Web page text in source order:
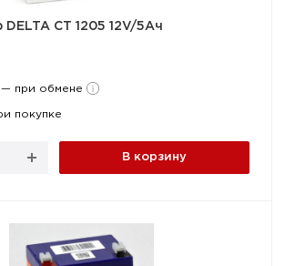
DELTA CT 1205 12V/5Ач
— при обмене
покупке
В корзину